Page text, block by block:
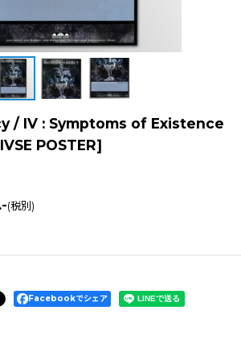
/ IV : Symptoms of Existence
POSTER]
.-(税別)
Facebookでシェア